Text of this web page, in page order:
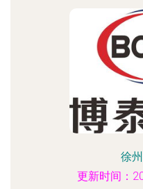
徐
更新时间：